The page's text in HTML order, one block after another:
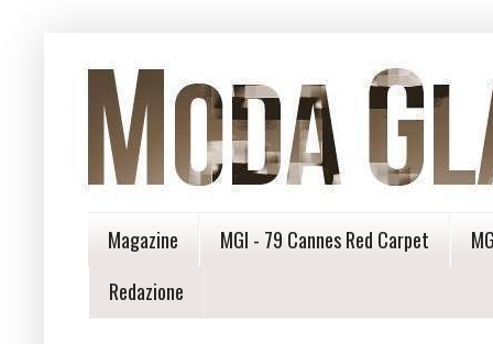
Magazine MGI - 79 Cannes Red Carpet
Redazione